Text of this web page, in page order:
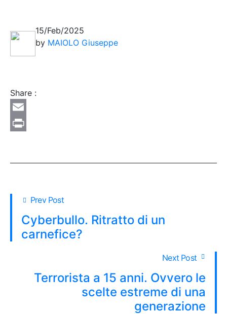
15/Feb/2025
by MAIOLO Giuseppe
Share :
Email
Prev Post
Cyberbullo. Ritratto di un
carnefice?
Next Post
Terrorista a 15 anni. Ovvero le
scelte estreme di una
generazione